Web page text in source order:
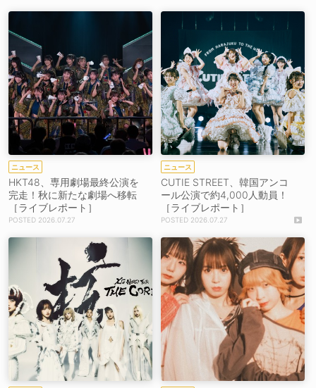
ニュース
HKT48、専用劇場最終公演を
完走！秋に新たな劇場へ移転
［ライブレポート］
2026.07.27
ニュース
CUTIE STREET、韓国アンコ
ール公演で約4,000人動員！
［ライブレポート］
2026.07.27